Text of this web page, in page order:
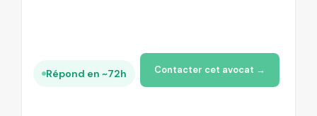
Répond en ~72h Contacter cet avocat →